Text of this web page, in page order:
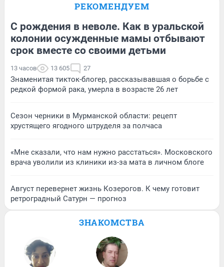
РЕКОМЕНДУЕМ
С рождения в неволе. Как в уральской
колонии осужденные мамы отбывают
срок вместе со своими детьми
13 часов 13 605 27
Знаменитая тикток-блогер, рассказывавшая о борьбе с
редкой формой рака, умерла в возрасте 26 лет
Сезон черники в Мурманской области: рецепт
хрустящего ягодного штруделя за полчаса
«Мне сказали, что нам нужно расстаться». Московского
врача уволили из клиники из-за мата в личном блоге
Август перевернет жизнь Козерогов. К чему готовит
ретроградный Сатурн — прогноз
ЗНАКОМСТВА